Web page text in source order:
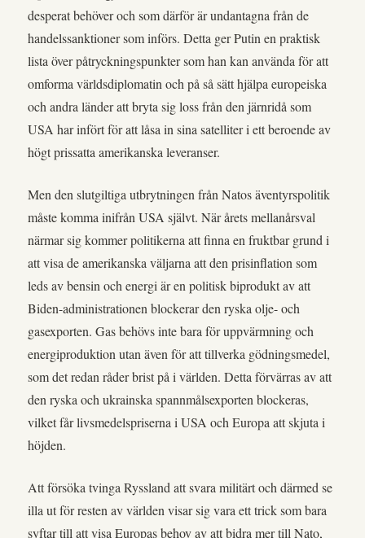
desperat behöver och som därför är undantagna från de
handelssanktioner som införs. Detta ger Putin en praktisk
lista över påtryckningspunkter som han kan använda för att
omforma världsdiplomatin och på så sätt hjälpa europeiska
och andra länder att bryta sig loss från den järnridå som
USA har infört för att låsa in sina satelliter i ett beroende av
högt prissatta amerikanska leveranser.
Men den slutgiltiga utbrytningen från Natos äventyrspolitik
måste komma inifrån USA självt. När årets mellanårsval
närmar sig kommer politikerna att finna en fruktbar grund i
att visa de amerikanska väljarna att den prisinflation som
leds av bensin och energi är en politisk biprodukt av att
Biden-administrationen blockerar den ryska olje- och
gasexporten. Gas behövs inte bara för uppvärmning och
energiproduktion utan även för att tillverka gödningsmedel,
som det redan råder brist på i världen. Detta förvärras av att
den ryska och ukrainska spannmålsexporten blockeras,
vilket får livsmedelspriserna i USA och Europa att skjuta i
höjden.
Att försöka tvinga Ryssland att svara militärt och därmed se
illa ut för resten av världen visar sig vara ett trick som bara
syftar till att visa Europas behov av att bidra mer till Nato,